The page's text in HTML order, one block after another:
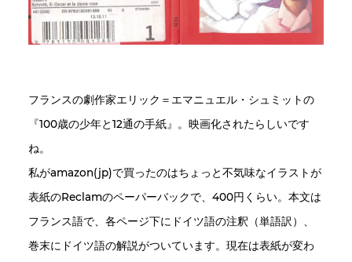
フランスの劇作家エリック＝エマニュエル・シュミットの
『100歳の少年と12通の手紙』。映画化されたらしいです
ね。
私がamazon(jp)で買ったのはちょっと不気味なイラストが
表紙のReclamのペーパーバックで、400円くらい。本文は
フランス語で、各ページ下にドイツ語の注釈（単語訳）、
巻末にドイツ語の解説がついています。現在は表紙が変わ